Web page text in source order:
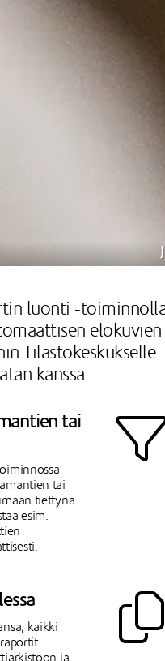
luonti -
kanssa.
tai
tai
tiettynä
esim.
kaikki
ja